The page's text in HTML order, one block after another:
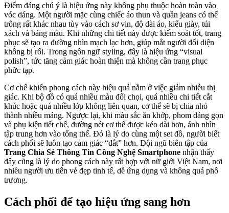
Điểm đáng chú ý là hiệu ứng này không phụ thuộc hoàn toàn vào
vóc dáng. Một người mặc cùng chiếc áo thun và quần jeans có thể
trông rất khác nhau tùy vào cách sơ vin, độ dài áo, kiểu giày, túi
xách và bảng màu. Khi những chi tiết này được kiểm soát tốt, trang
phục sẽ tạo ra đường nhìn mạch lạc hơn, giúp mắt người đối diện
không bị rối. Trong ngôn ngữ styling, đây là hiệu ứng “visual
polish”, tức tăng cảm giác hoàn thiện mà không cần trang phục
phức tạp.
Cơ chế khiến phong cách này hiệu quả nằm ở việc giảm nhiễu thị
giác. Khi bộ đồ có quá nhiều màu đối chọi, quá nhiều chi tiết cắt
khúc hoặc quá nhiều lớp không liên quan, cơ thể sẽ bị chia nhỏ
thành nhiều mảng. Ngược lại, khi màu sắc ăn khớp, phom dáng gọn
và phụ kiện tiết chế, đường nét cơ thể được kéo dài hơn, ánh nhìn
tập trung hơn vào tổng thể. Đó là lý do cùng một set đồ, người biết
cách phối sẽ luôn tạo cảm giác “đắt” hơn. Đội ngũ biên tập của
Trang Chia Sẻ Thông Tin Công Nghệ Smartphone nhận thấy
đây cũng là lý do phong cách này rất hợp với nữ giới Việt Nam, nơi
nhiều người ưu tiên vẻ đẹp tinh tế, dễ ứng dụng và không quá phô
trương.
Cách phối để tạo hiệu ứng sang hơn